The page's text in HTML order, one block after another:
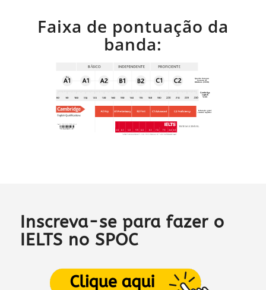
Faixa de pontuação da
banda:
Inscreva-se para fazer o
IELTS no SPOC